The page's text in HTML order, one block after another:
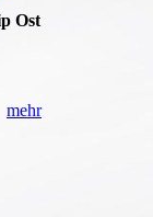
Ost
mehr